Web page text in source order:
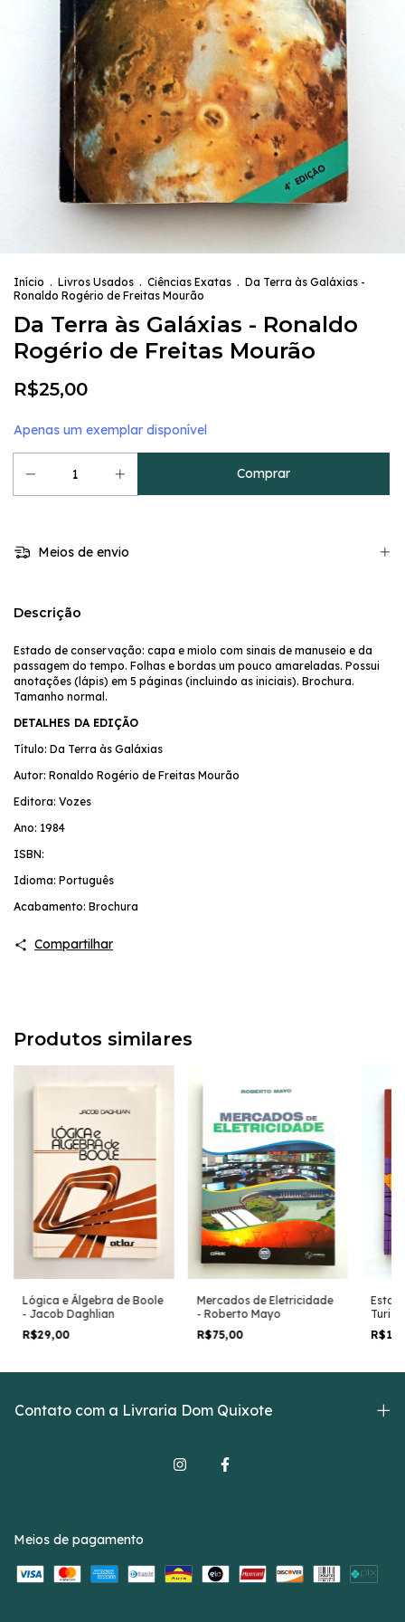
Início . Livros Usados . Ciências Exatas . Da Terra às Galáxias -
Ronaldo Rogério de Freitas Mourão
Da Terra às Galáxias - Ronaldo
Rogério de Freitas Mourão
R$25,00
Apenas um exemplar disponível
Meios de envio
Descrição
Estado de conservação: capa e miolo com sinais de manuseio e da
passagem do tempo. Folhas e bordas um pouco amareladas. Possui
anotações (lápis) em 5 páginas (incluindo as iniciais). Brochura.
Tamanho normal.
DETALHES DA EDIÇÃO
Título: Da Terra às Galáxias
Autor: Ronaldo Rogério de Freitas Mourão
Editora: Vozes
Ano: 1984
ISBN:
Idioma: Português
Acabamento: Brochura
Compartilhar
Produtos similares
Lógica e Álgebra de Boole
- Jacob Daghlian
R$29,00
Mercados de Eletricidade
- Roberto Mayo
R$75,00
Contato com a Livraria Dom Quixote
Meios de pagamento